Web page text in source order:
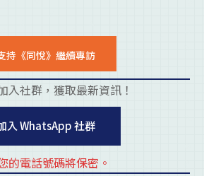
持《同悅》繼續專訪
入社群，獲取最新資訊！
入 WhatsApp 社群
的電話號碼將保密。